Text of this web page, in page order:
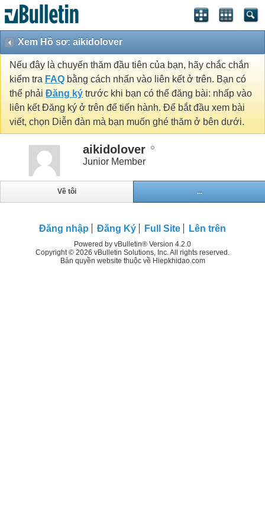
Xem Hồ sơ: aikidolover
Nếu đây là chuyến thăm đầu tiên của bạn, hãy chắc chắn
kiểm tra FAQ bằng cách nhấn vào liên kết ở trên. Bạn có
thể phải Đăng ký trước khi bạn có thể đăng bài: nhấp vào
liên kết Đăng ký ở trên để tiến hành. Để bắt đầu xem bài
viết, chọn Diễn đàn mà bạn muốn ghé thăm ở bên dưới.
aikidolover
Junior Member
Về tôi ...
Đăng nhập Đăng Ký Full Site Lên trên
Powered by vBulletin® Version 4.2.0
Copyright © 2026 vBulletin Solutions, Inc. All rights reserved.
Bản quyền website thuộc về Hiepkhidao.com